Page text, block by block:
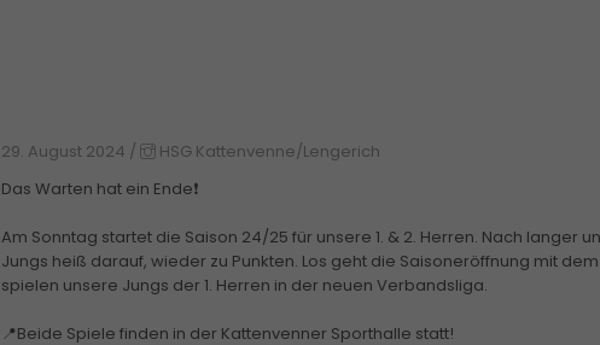
29. August 2024 /
HSG Kattenvenne/Lengerich
Das Warten hat ein Ende❗️
Am Sonntag startet die Saison 24/25 für unsere 1. & 2. Herren. Nach langer
Jungs heiß darauf, wieder zu Punkten. Los geht die Saisoneröffnung mit
spielen unsere Jungs der 1. Herren in der neuen Verbandsliga.
📍Beide Spiele finden in der Kattenvenner Sporthalle statt!